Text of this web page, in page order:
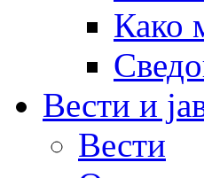
Како
Вести и
Вести